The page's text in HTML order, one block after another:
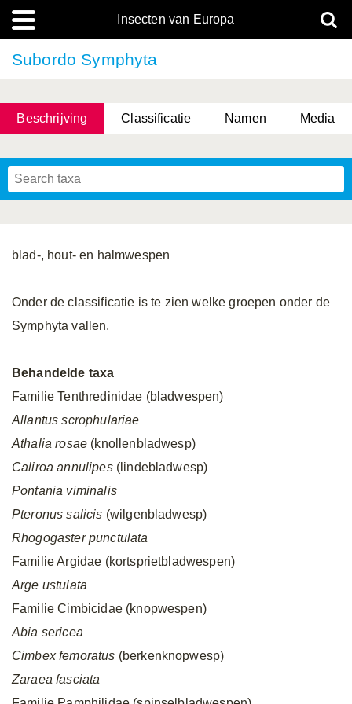
Insecten van Europa
Subordo Symphyta
Beschrijving Classificatie Namen Media
blad-, hout- en halmwespen
Onder de classificatie is te zien welke groepen onder de
Symphyta vallen.
Behandelde taxa
Familie Tenthredinidae (bladwespen)
Allantus scrophulariae
Athalia rosae (knollenbladwesp)
Caliroa annulipes(lindebladwesp)
Pontania viminalis
Pteronus salicis (wilgenbladwesp)
Rhogogaster punctulata
Familie Argidae (kortsprietbladwespen)
Arge ustulata
Familie Cimbicidae (knopwespen)
Abia sericea
Cimbex femoratus (berkenknopwesp)
Zaraea fasciata